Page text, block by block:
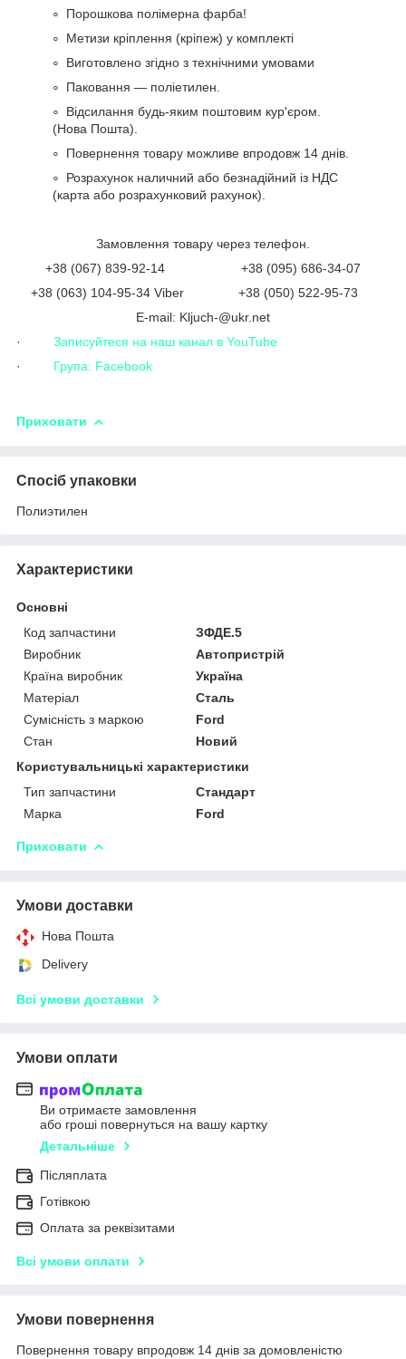
Порошкова полімерна фарба!
Метизи кріплення (кріпеж) у комплекті
Виготовлено згідно з технічними умовами
Паковання — поліетилен.
Відсилання будь-яким поштовим кур'єром.
(Нова Пошта).
Повернення товару можливе впродовж 14 днів.
Розрахунок наличний або безнадійний із НДС
(карта або розрахунковий рахунок).
Замовлення товару через телефон.
+38 (067) 839-92-14 +38 (095) 686-34-07
+38 (063) 104-95-34 Viber +38 (050) 522-95-73
Е-mail: Kljuch-@ukr.net
· Записуйтеся на наш канал в YouTube
· Група: Facebook
Приховати
Спосіб упаковки
Полиэтилен
Характеристики
Основні
Код запчастини
ЗФДЕ.5
Виробник
Автопристрій
Країна виробник
Україна
Матеріал
Сталь
Сумісність з маркою
Ford
Стан
Новий
Користувальницькі характеристики
Тип запчастини
Стандарт
Марка
Ford
Приховати
Умови доставки
Нова Пошта
Delivery
Всі умови доставки
Умови оплати
Ви отримаєте замовлення
або гроші повернуться на вашу картку
Детальніше
Післяплата
Готівкою
Оплата за реквізитами
Всі умови оплати
Умови повернення
Повернення товару впродовж 14 днів за домовленістю